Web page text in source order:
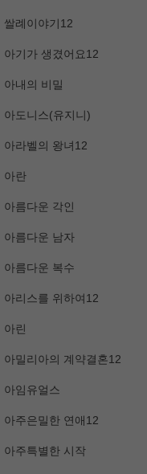
쌀례이야기12
아기가 생겼어요12
아내의 비밀
아도니스(유지니)
아라벨의 왕녀12
아란
아름다운 각인
아름다운 남자
아름다운 복수
아리스를 위하여12
아린
아밀리아의 계약결혼12
아임유얼스
아주은밀한 연애12
아주특별한 시작